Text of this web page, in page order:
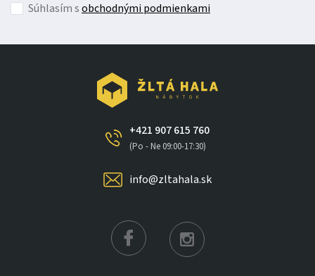
Súhlasím sobchodnými podmienkami
+421 907 615 760
(Po - Ne 09:00-17:30)
info@zltahala.sk